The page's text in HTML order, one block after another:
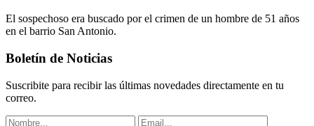
El sospechoso era buscado por el crimen de un hombre de 51 años
en el barrio San Antonio.
Boletín de Noticias
Suscribite para recibir las últimas novedades directamente en tu
correo.